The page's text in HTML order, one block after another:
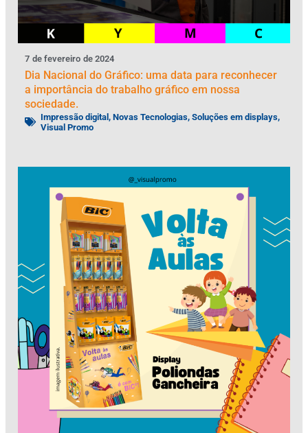
7 de fevereiro de 2024
Dia Nacional do Gráfico: uma data para reconhecer
a importância do trabalho gráfico em nossa
sociedade.
Impressão digital,Novas Tecnologias,Soluções em displays,
Visual Promo